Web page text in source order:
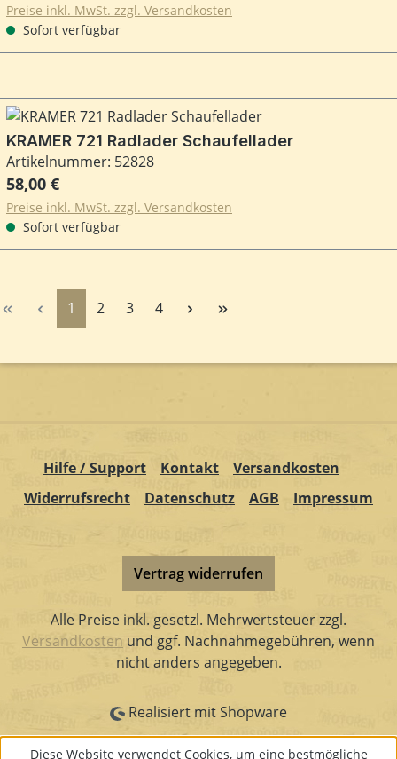
Preise inkl. MwSt. zzgl. Versandkosten
Sofort verfügbar
KRAMER 721 Radlader Schaufellader
Artikelnummer: 52828
Regulärer Preis:
58,00 €
Preise inkl. MwSt. zzgl. Versandkosten
Sofort verfügbar
Seite
1 Seite
2 Seite
3 Seite
4
Hilfe / Support Kontakt
Versandkosten
Widerrufsrecht
Datenschutz AGB Impressum
Vertrag widerrufen
Alle Preise inkl. gesetzl. Mehrwertsteuer zzgl.
Versandkosten und ggf. Nachnahmegebühren, wenn
nicht anders angegeben.
Realisiert mit Shopware
Diese Website verwendet Cookies, um eine bestmögliche